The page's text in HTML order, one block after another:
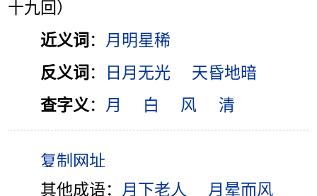
十九回）
近义词 ： 月明星稀
反义词 ： 日月无光
天昏地暗
查字义 ： 月 白 风 清
其他成语： 月下老人 月晕而风